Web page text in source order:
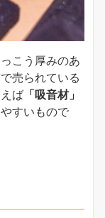
こう厚みのあ
売られている
ば 「吸音材」
すいもので